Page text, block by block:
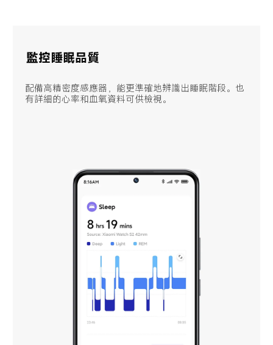
監控睡眠品質
配備高精密度感應器，能更準確地辨識出睡眠階段。也
有詳細的心率和血氧資料可供檢視。